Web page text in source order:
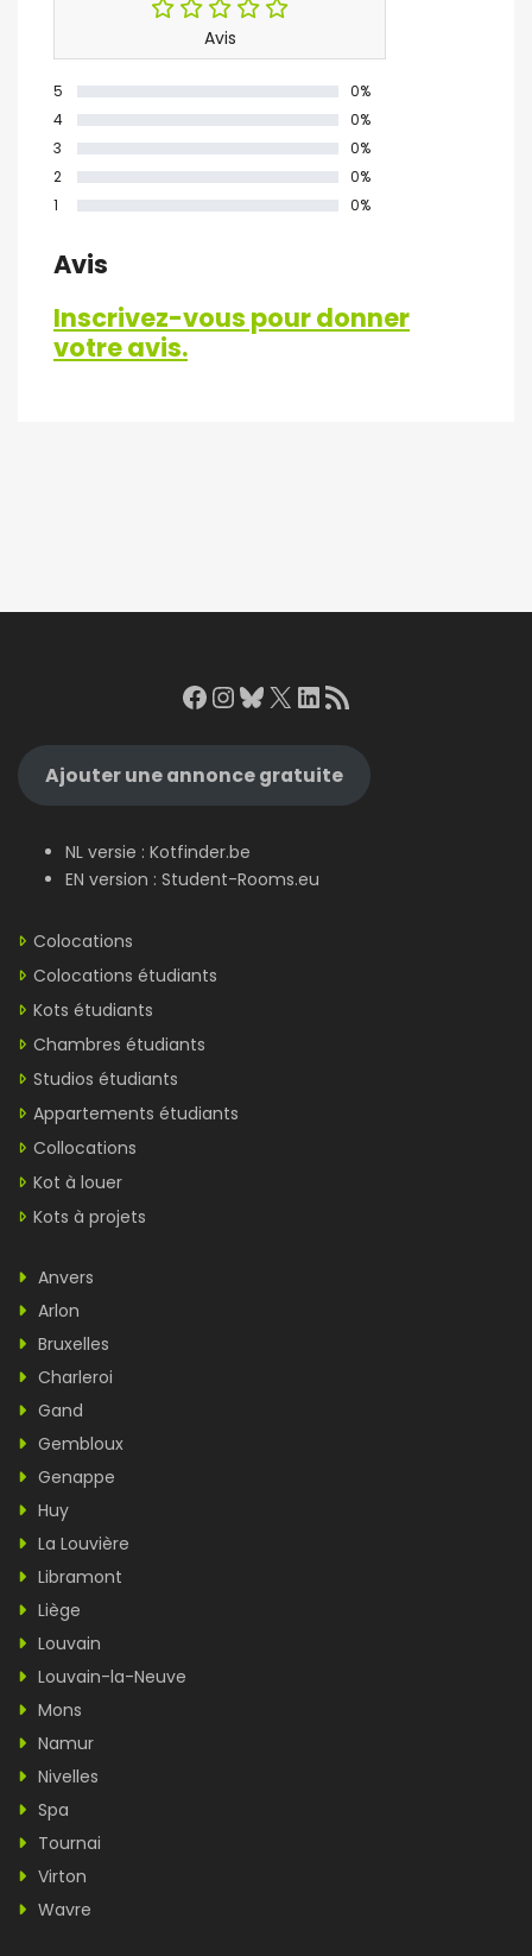
Avis
5
0%
4
0%
3
0%
2
0%
1
0%
Avis
Inscrivez-vous pour donner
votre avis.
Facebook
Instagram
Bluesky
X LinkedIn
RSS Feed
Ajouter une annonce gratuite
NL versie : Kotfinder.be
EN version : Student-Rooms.eu
Colocations
Colocations étudiants
Kots étudiants
Chambres étudiants
Studios étudiants
Appartements étudiants
Collocations
Kot à louer
Kots à projets
Anvers
Arlon
Bruxelles
Charleroi
Gand
Gembloux
Genappe
Huy
La Louvière
Libramont
Liège
Louvain
Louvain-la-Neuve
Mons
Namur
Nivelles
Spa
Tournai
Virton
Wavre